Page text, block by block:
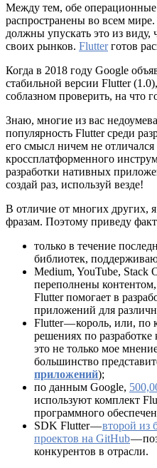
Между тем, обе
распространены во всем
должны упускать это из виду,
своих рынков. Flutterготов
Когда в 2018 году Google
стабильной версии Flutter
соблазном проверить, на что
Знаю, многие из вас
популярность Flutter среди
его смысл ничем не
кроссплатформенного
разработки нативных
создай раз, используй везде!
В отличие от многих других,
фразам. Поэтому приведу
только в течение
библиотек,
Medium, YouTube, Stack
переполнены
Flutter помогает в
приложений для
Flutter — король, или, по
решениях по
это не только мое
большинство
приложений);
по данным Google,
используют комплект
программного
SDK Flutter —второй из
проектов на GitHub—
конкурентов в отрасли.